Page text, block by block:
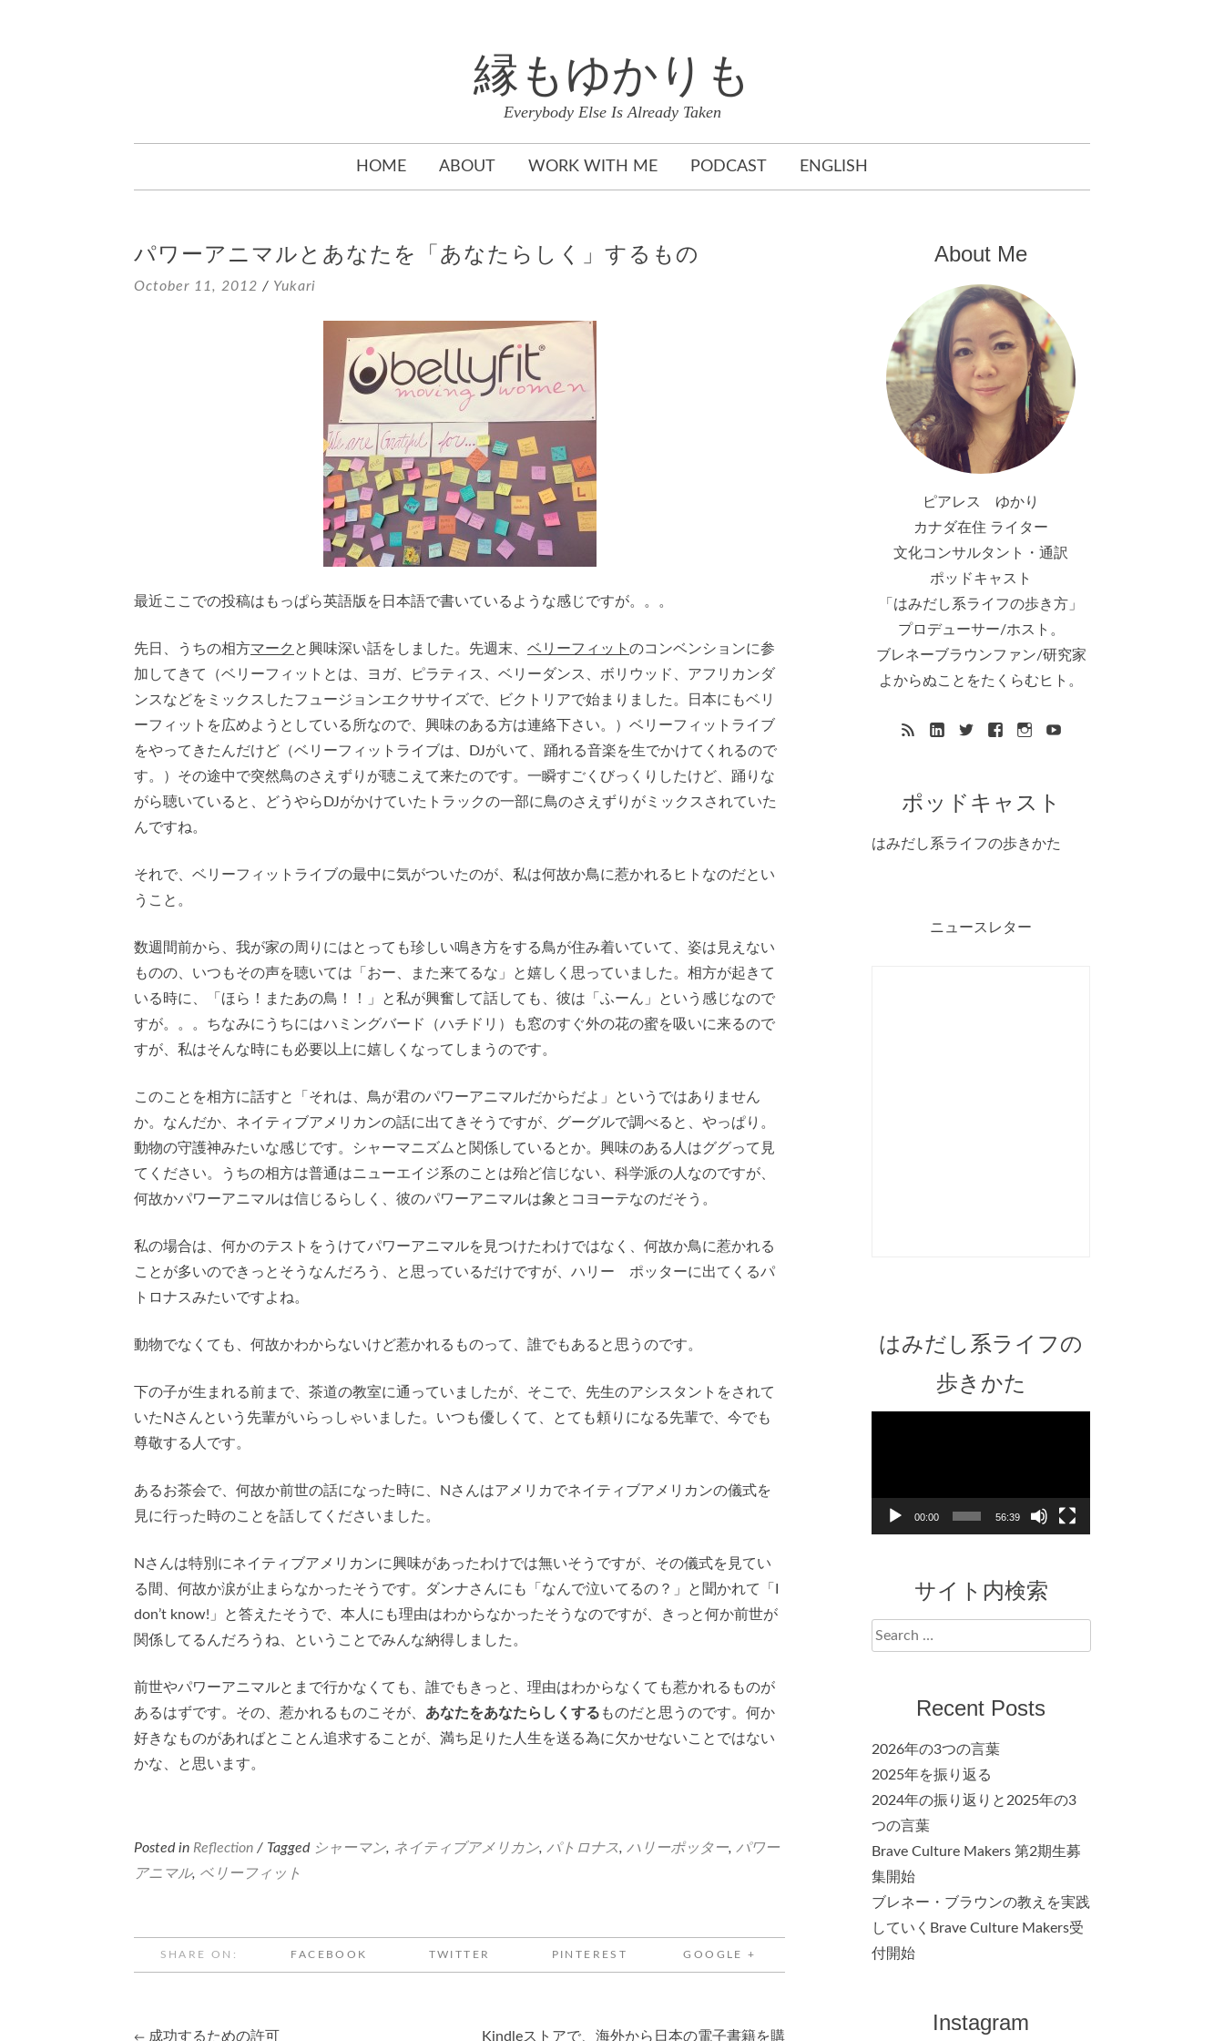
縁もゆかりも
Everybody Else Is Already Taken
TO
HOME ABOUT WORK WITH ME PODCAST ENGLISH
パワーアニマルとあなたを「あなたらしく」するもの
October 11, 2012 / Yukari
最近ここでの投稿はもっぱら英語版を日本語で書いているような感じですが。。。
先日、うちの相方マーク と興味深い話をしました。先週末、 ベリーフィット のコンベンションに参
加してきて（ベリーフィットとは、ヨガ、ピラティス、ベリーダンス、ボリウッド、アフリカンダ
ンスなどをミックスしたフュージョンエクササイズで、ビクトリアで始まりました。日本にもベリ
ーフィットを広めようとしている所なので、興味のある方は連絡下さい。）ベリーフィットライブ
をやってきたんだけど（ベリーフィットライブは、DJがいて、踊れる音楽を生でかけてくれるので
す。）その途中で突然鳥のさえずりが聴こえて来たのです。一瞬すごくびっくりしたけど、踊りな
がら聴いていると、どうやらDJがかけていたトラックの一部に鳥のさえずりがミックスされていた
んですね。
それで、ベリーフィットライブの最中に気がついたのが、私は何故か鳥に惹かれるヒトなのだとい
うこと。
数週間前から、我が家の周りにはとっても珍しい鳴き方をする鳥が住み着いていて、姿は見えない
ものの、いつもその声を聴いては「おー、また来てるな」と嬉しく思っていました。相方が起きて
いる時に、「ほら！またあの鳥！！」と私が興奮して話しても、彼は「ふーん」という感じなので
すが。。。ちなみにうちにはハミングバード（ハチドリ）も窓のすぐ外の花の蜜を吸いに来るので
すが、私はそんな時にも必要以上に嬉しくなってしまうのです。
このことを相方に話すと「それは、鳥が君のパワーアニマルだからだよ」というではありません
か。なんだか、ネイティブアメリカンの話に出てきそうですが、グーグルで調べると、やっぱり。
動物の守護神みたいな感じです。シャーマニズムと関係しているとか。興味のある人はググって見
てください。うちの相方は普通はニューエイジ系のことは殆ど信じない、科学派の人なのですが、
何故かパワーアニマルは信じるらしく、彼のパワーアニマルは象とコヨーテなのだそう。
私の場合は、何かのテストをうけてパワーアニマルを見つけたわけではなく、何故か鳥に惹かれる
ことが多いのできっとそうなんだろう、と思っているだけですが、ハリー ポッターに出てくるパ
トロナスみたいですよね。
動物でなくても、何故かわからないけど惹かれるものって、誰でもあると思うのです。
下の子が生まれる前まで、茶道の教室に通っていましたが、そこで、先生のアシスタントをされて
いたNさんという先輩がいらっしゃいました。いつも優しくて、とても頼りになる先輩で、今でも
尊敬する人です。
あるお茶会で、何故か前世の話になった時に、Nさんはアメリカでネイティブアメリカンの儀式を
見に行った時のことを話してくださいました。
Nさんは特別にネイティブアメリカンに興味があったわけでは無いそうですが、その儀式を見てい
る間、何故か涙が止まらなかったそうです。ダンナさんにも「なんで泣いてるの？」と聞かれて「I
don’t know!」と答えたそうで、本人にも理由はわからなかったそうなのですが、きっと何か前世が
関係してるんだろうね、ということでみんな納得しました。
前世やパワーアニマルとまで行かなくても、誰でもきっと、理由はわからなくても惹かれるものが
あるはずです。その、惹かれるものこそが、 あなたをあなたらしくする ものだと思うのです。何か
好きなものがあればとことん追求することが、満ち足りた人生を送る為に欠かせないことではない
かな、と思います。
Posted in Reflection / Tagged シャーマン, ネイティブアメリカン, パトロナス, ハリーポッター, パワー
アニマル, ベリーフィット
SHARE ON: FACEBOOK TWITTER PINTEREST GOOGLE +
← 成功するための許可 Kindleストアで、海外から日本の電子書籍を購
About Me
ピアレス ゆかり
カナダ在住 ライター
文化コンサルタント・通訳
ポッドキャスト
「はみだし系ライフの歩き方」
プロデューサー/ホスト。
ブレネーブラウンファン/研究家
よからぬことをたくらむヒト。
ポッドキャスト
はみだし系ライフの歩きかた
ニュースレター
はみだし系ライフの
歩きかた
00:00 56:39
サイト内検索
Search
for:
Recent Posts
2026年の3つの言葉
2025年を振り返る
2024年の振り返りと2025年の3
つの言葉
Brave Culture Makers 第2期生募
集開始
ブレネー・ブラウンの教えを実践
していくBrave Culture Makers受
付開始
Instagram